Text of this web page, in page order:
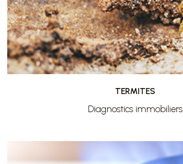
TERMITES
Diagnostics immobiliers